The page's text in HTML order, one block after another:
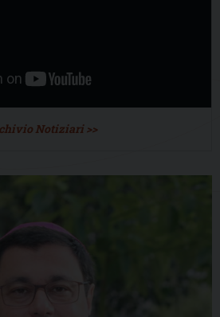
Notiziari >>